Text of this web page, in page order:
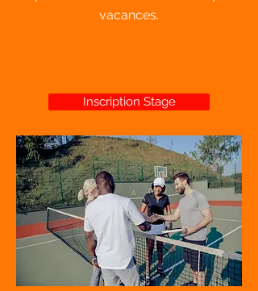
vacances.
Inscription Stage